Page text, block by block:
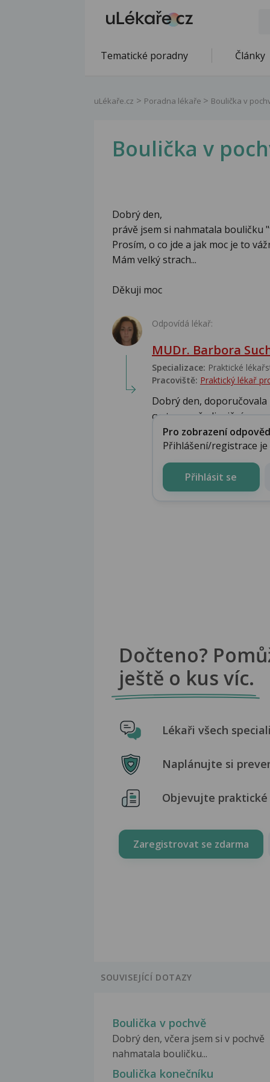
Tematické poradny Články
uLékaře.cz Poradna lékaře Boulička v
Boulička v
Dobrý den,
právě jsem si nahmatala bouličku
Prosím, o co jde a jak moc je to
Mám velký strach...
Děkuji moc
Odpovídá lékař:
MUDr. Barbora
Specializace: Praktické
Pracoviště: Praktický lékař
Dobrý den,
cystu, popř. slizniční v...
Pro zobrazení
Přihlášení/registrace
Přihlásit se
Dočteno?
ještě o kus víc.
Lékaři všech
Naplánujte si
Objevujte
Zaregistrovat se zdarma
SOUVISEJÍCÍ DOTAZY
Boulička v pochvě
Dobrý den, včera jsem si v pochvě
nahmatala bouličku...
Boulička konečníku